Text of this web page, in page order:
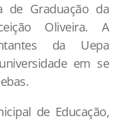
de Graduação da
Oliveira. A
da Uepa
em se
de Educação,